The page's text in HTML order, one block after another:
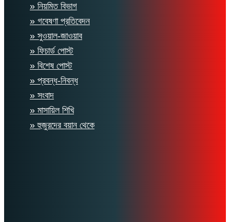
» নিয়মিত বিভাগ
» গবেষণা প্রতিবেদন
» সুওয়াল-জাওয়াব
» ফিচার্ড পোস্ট
» বিশেষ পোস্ট
» প্রবন্ধ-নিবন্ধ
» সংবাদ
» মাসায়িল শিখি
» হুজুরদের বয়ান থেকে